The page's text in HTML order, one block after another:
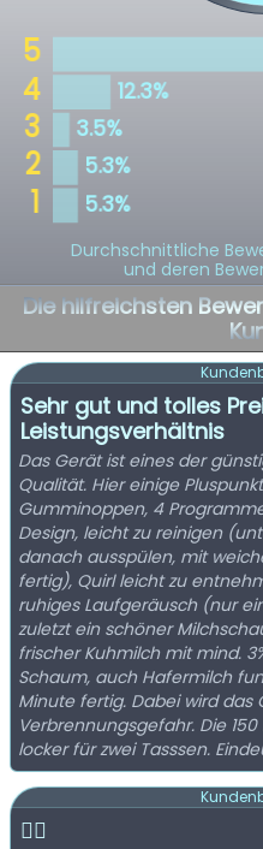
Durchschnittliche
und deren
Die hilfreichsten
Sehr gut und tolles
Leistungsverhältnis
Das Gerät ist eines der
Qualität. Hier einige
Gumminoppen, 4
Design, leicht zu reinigen
danach ausspülen, mit
fertig), Quirl leicht zu
ruhiges Laufgeräusch (nur
zuletzt ein schöner
frischer Kuhmilch mit mind.
Schaum, auch Hafermilch
Minute fertig. Dabei wird
Verbrennungsgefahr. Die
locker für zwei Tasssen.
👍🏻